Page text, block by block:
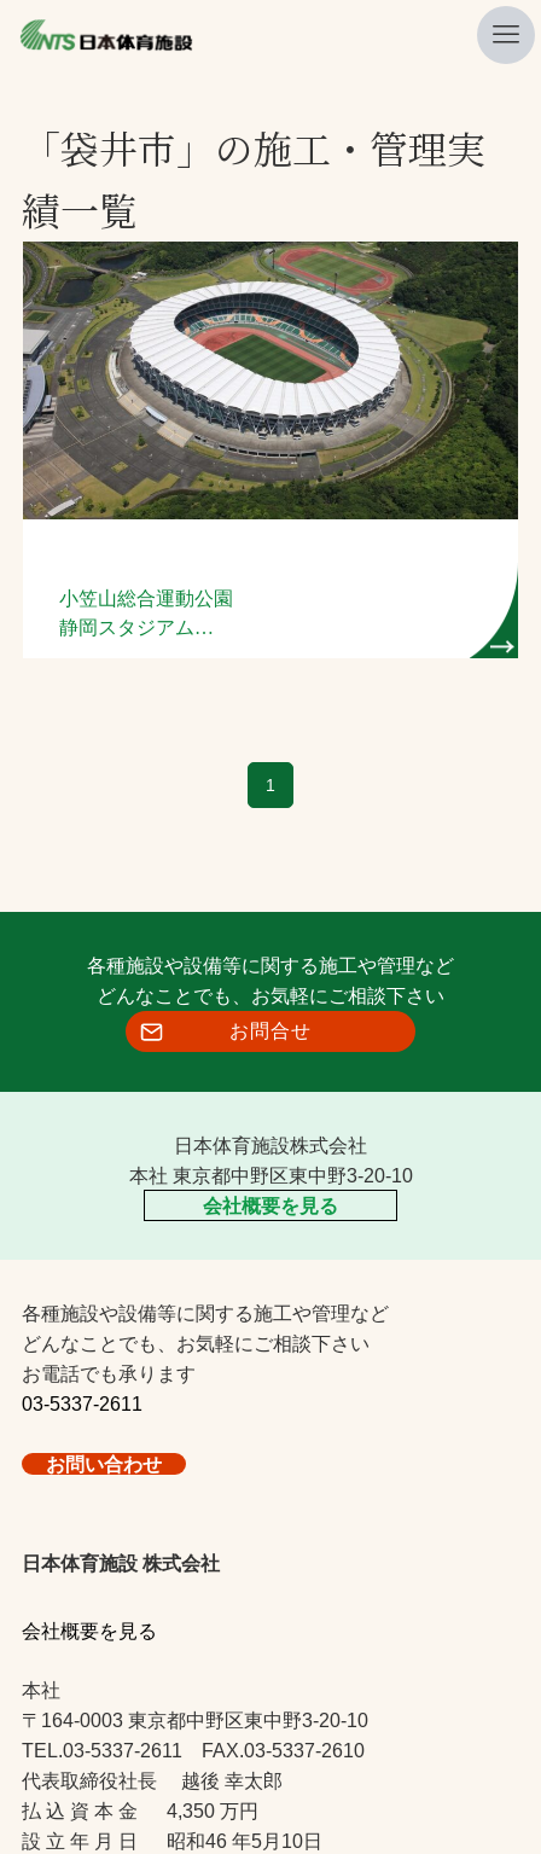
ニュース
プレスリリース
レポート
製品・サービス一覧
施工・管理実績一覧
会社概要
採用情報
検索
お取引先の皆様へ
「袋井市」の施工・管理実
績一覧
小笠山総合運動公園
静岡スタジアム
1
各種施設や設備等に関する施工や管理など
どんなことでも、お気軽にご相談下さい
お問合せ
日本体育施設株式会社
本社 東京都中野区東中野3-20-10
会社概要を見る
各種施設や設備等に関する施工や管理など
どんなことでも、お気軽にご相談下さい
お電話でも承ります
03-5337-2611
お問い合わせ
日本体育施設 株式会社
会社概要を見る
本社
〒164-0003 東京都中野区東中野3-20-10
TEL.03-5337-2611 FAX.03-5337-2610
代表取締役社長 越後 幸太郎
払 込 資 本 金 4,350 万円
設 立 年 月 日 昭和46 年5月10日